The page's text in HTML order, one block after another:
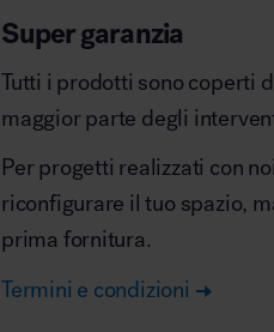
Super garanzia
Tutti i prodotti sono coperti
maggior parte degli
Per progetti realizzati con
riconfigurare il tuo spazio,
prima fornitura.
Termini e condizioni